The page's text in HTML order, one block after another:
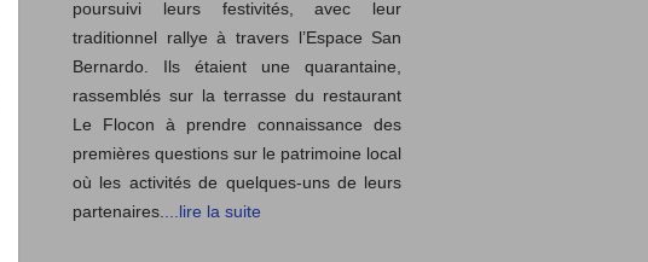
poursuivi leurs festivités, avec leur
traditionnel rallye à travers l’Espace San
Bernardo. Ils étaient une quarantaine,
rassemblés sur la terrasse du restaurant
Le Flocon à prendre connaissance des
premières questions sur le patrimoine local
où les activités de quelques-uns de leurs
partenaires.
...lire la suite